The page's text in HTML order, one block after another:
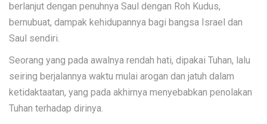
berlanjut dengan penuhnya Saul dengan Roh Kudus,
bernubuat, dampak kehidupannya bagi bangsa Israel dan
Saul sendiri.
Seorang yang pada awalnya rendah hati, dipakai Tuhan, lalu
seiring berjalannya waktu mulai arogan dan jatuh dalam
ketidaktaatan, yang pada akhirnya menyebabkan penolakan
Tuhan terhadap dirinya.